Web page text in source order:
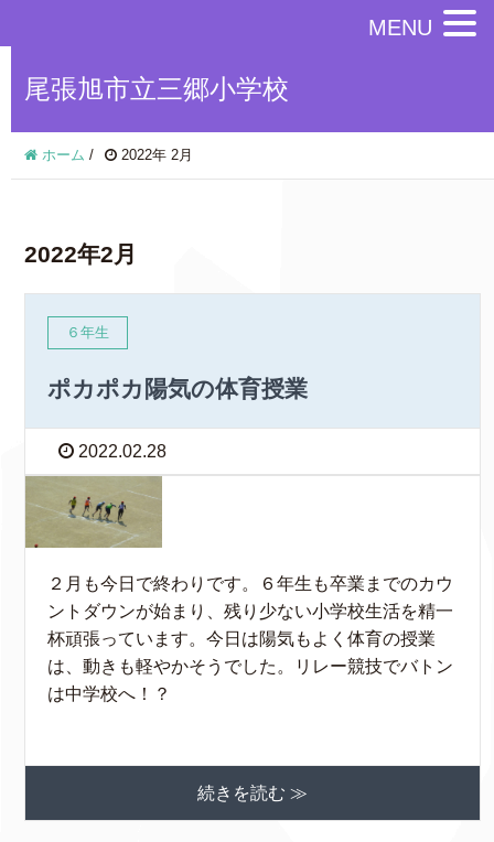
尾張旭市立三郷小学校
ホーム / 2022年 2月
2022年2月
６年生
ポカポカ陽気の体育授業
2022.02.28
２月も今日で終わりです。６年生も卒業までのカウ
ントダウンが始まり、残り少ない小学校生活を精一
杯頑張っています。今日は陽気もよく体育の授業
は、動きも軽やかそうでした。リレー競技でバトン
は中学校へ！？
続きを読む ≫
MENU